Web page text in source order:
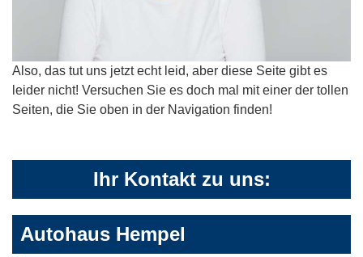
Also, das tut uns jetzt echt leid, aber diese Seite gibt es
leider nicht! Versuchen Sie es doch mal mit einer der tollen
Seiten, die Sie oben in der Navigation finden!
Ihr Kontakt zu uns:
Autohaus Hempel